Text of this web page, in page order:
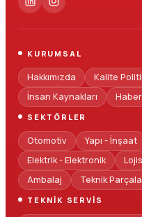
KURUMSAL
Hakkımızda Kalite
İnsan Kaynakları
SEKTÖRLER
Otomotiv Yapı - İnşaat
Elektrik - Elektronik
Ambalaj
Teknik
TEKNIK SERVIS